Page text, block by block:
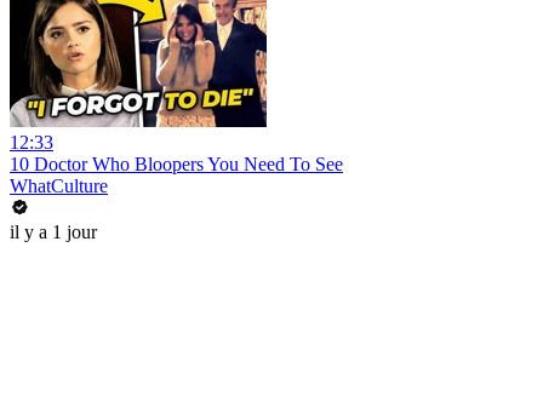
12:33
10 Doctor Who Bloopers You Need To See
WhatCulture
il y a 1 jour